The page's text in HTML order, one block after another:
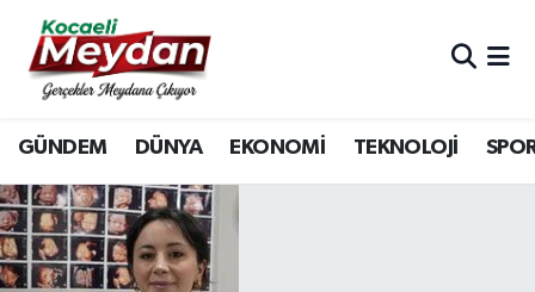
GÜNDEM DÜNYA EKONOMİ TEKNOLOJİ
Nöbetçi Eczaneler
Hava Durumu
Trafik Durumu
Süper Lig Puan Durumu ve Fikstür